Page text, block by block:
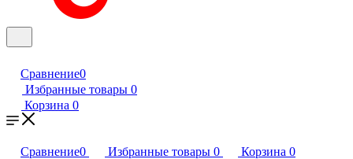
Сравнение0
Избранные товары 0
Корзина 0
Сравнение0 Избранные товары 0 Корзина 0